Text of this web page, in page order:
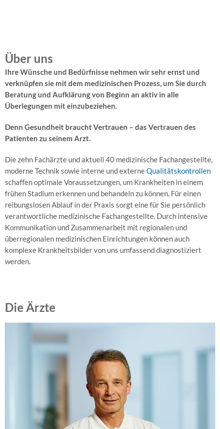
Über uns
Ihre Wünsche und Bedürfnisse nehmen wir sehr ernst und
verknüpfen sie mit dem medizinischen Prozess, um Sie durch
Beratung und Aufklärung von Beginn an aktiv in alle
Überlegungen mit einzubeziehen.
Denn Gesundheit braucht Vertrauen – das Vertrauen des
Patienten zu seinem Arzt.
Die zehn Fachärzte und aktuell 40 medizinische Fachangestellte,
moderne Technik sowie interne und externeQualitätskontrollen
schaffen optimale Voraussetzungen, um Krankheiten in einem
frühen Stadium erkennen und behandeln zu können. Für einen
reibungslosen Ablauf in der Praxis sorgt eine für Sie persönlich
verantwortliche medizinische Fachangestellte. Durch intensive
Kommunikation und Zusammenarbeit mit regionalen und
überregionalen medizinischen Einrichtungen können auch
komplexe Krankheitsbilder von uns umfassend diagnostiziert
werden.
Die Ärzte
DR. MED. NORBERT CATTELAENS
Geb. 1956 in Much, 1977 bis 1983 Medizinstudium in Bonn, Promotion im
Bereich Intensivmedizin, ab 1983 Facharztausbildung für Innere Medizin und
Kardiologie in Siegburg und Bonn, Oberarzt im Herzzentrum Siegburg 1990 bis
1998, Praxiseintritt 1998.
Atemtest
C13
Helicobacter
pylori-
Atemtest
Lunge
und
Bodyplethysmographie
Blutgasanalyse
Schlafmonitoring
Röntgen-
Thorax
Schilddrüse
Hormonbestimmung
Sonographie
der
Schilddrüse
Qualitätssicherung